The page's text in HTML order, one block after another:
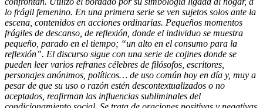
lo frágil femenino. En una primera serie se ven sujetos solos ante la
escena, contenidos en acciones ordinarias. Pequeños momentos
frágiles de descanso, de reflexión, donde el individuo se muestra
pequeño, parado en el tiempo; “un alto en el consumo para la
reflexión”. El discurso sigue con una serie de cojines donde se
pueden leer varios refranes célebres de filósofos, escritores,
personajes anónimos, políticos… de uso común hoy en día y, muy a
pesar de que su uso o razón estén descontextualizados o no
aceptados, reafirman las influencias subliminales del